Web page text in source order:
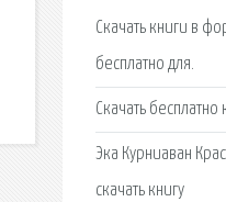
Скачать книги в
бесплатно для.
Cкачать бесплатно
Эка Курниаван
скачать книгу